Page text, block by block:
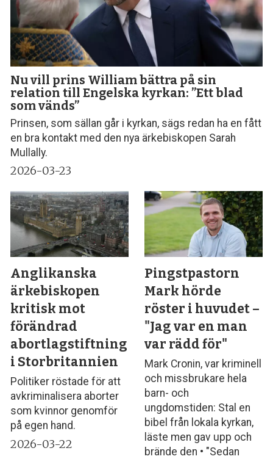
Nu vill prins William bättra på sin
relation till Engelska kyrkan: ”Ett blad
som vänds”
Prinsen, som sällan går i kyrkan, sägs redan ha en fått
en bra kontakt med den nya ärkebiskopen Sarah
Mullally.
2026-03-23
Anglikanska
ärkebiskopen
kritisk mot
förändrad
abortlagstiftning
i Storbritannien
Politiker röstade för att
avkriminalisera aborter
som kvinnor genomför
på egen hand.
2026-03-22
Pingstpastorn
Mark hörde
röster i huvudet –
"Jag var en man
var rädd för"
Mark Cronin, var kriminell
och missbrukare hela
barn- och
ungdomstiden: Stal en
bibel från lokala kyrkan,
läste men gav upp och
brände den • "Sedan